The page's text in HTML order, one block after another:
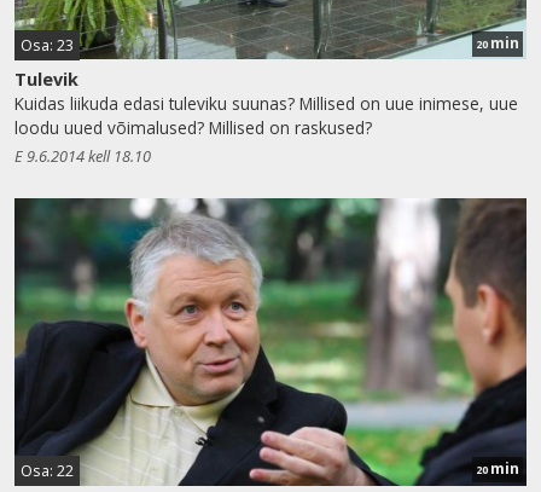
Osa: 23 20 min
Tulevik
Kuidas liikuda edasi tuleviku suunas? Millised on uue inimese, uue
loodu uued võimalused? Millised on raskused?
E 9.6.2014 kell 18.10
Osa: 22 20min